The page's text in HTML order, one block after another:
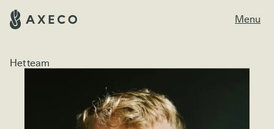
Menu
Het team